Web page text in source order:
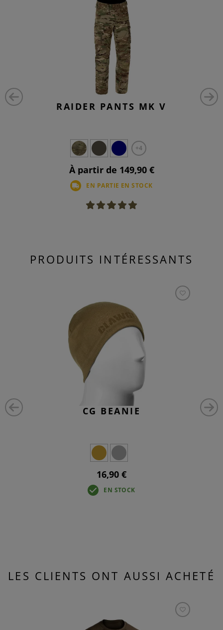
RAIDER PANTS MK V
+4
À partir de 149,90 €
EN PARTIE EN STOCK
PRODUITS INTÉRESSANTS
CG BEANIE
16,90 €
EN STOCK
LES CLIENTS ONT AUSSI ACHETÉ